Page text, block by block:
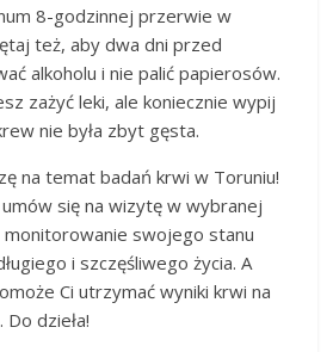
8-godzinnej przerwie w
też, aby dwa dni przed
alkoholu i nie palić papierosów.
zażyć leki, ale koniecznie wypij
nie była zbyt gęsta.
na temat badań krwi w Toruniu!
się na wizytę w wybranej
monitorowanie swojego stanu
i szczęśliwego życia. A
Ci utrzymać wyniki krwi na
dzieła!